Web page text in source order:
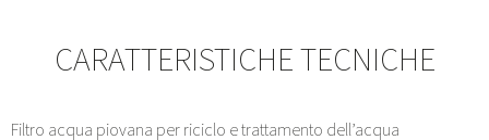
CARATTERISTICHE TECNICHE
Filtro acqua piovana per riciclo e trattamento dell’acqua